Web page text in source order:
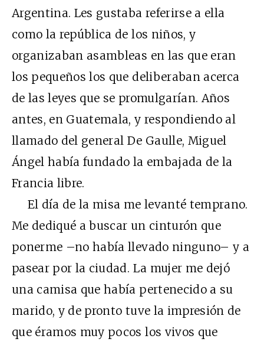
Argentina. Les gustaba referirse a ella
como la república de los niños, y
organizaban asambleas en las que eran
los pequeños los que deliberaban acerca
de las leyes que se promulgarían. Años
antes, en Guatemala, y respondiendo al
llamado del general De Gaulle, Miguel
Ángel había fundado la embajada de la
Francia libre.
El día de la misa me levanté temprano.
Me dediqué a buscar un cinturón que
ponerme –no había llevado ninguno– y a
pasear por la ciudad. La mujer me dejó
una camisa que había pertenecido a su
marido, y de pronto tuve la impresión de
que éramos muy pocos los vivos que